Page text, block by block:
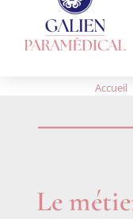
Accueil
Le